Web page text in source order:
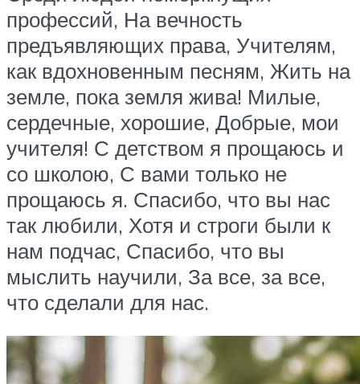
профессий, На вечность
предъявляющих права, Учителям,
как вдохновенным песням, Жить на
земле, пока земля жива! Милые,
сердечные, хорошие, Добрые, мои
учителя! С детством я прощаюсь и
со школою, С вами только не
прощаюсь я. Спасибо, что вы нас
так любили, Хотя и строги были к
нам подчас, Спасибо, что вы
мыслить научили, За все, за все,
что сделали для нас.